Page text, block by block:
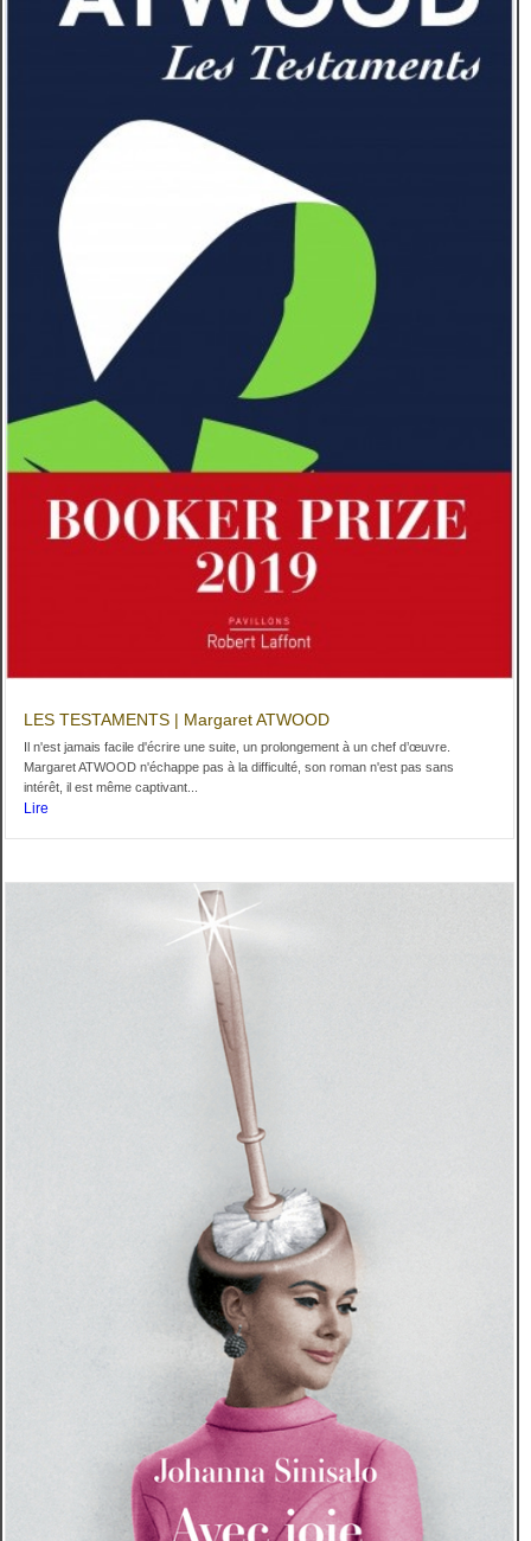
LES TESTAMENTS | Margaret ATWOOD
Il n'est jamais facile d'écrire une suite, un prolongement à un chef d’œuvre.
Margaret ATWOOD n'échappe pas à la difficulté, son roman n'est pas sans
intérêt, il est même captivant...
Lire